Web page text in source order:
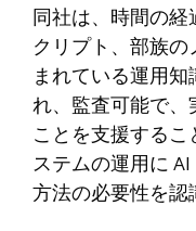
同社は、時間の
クリプト、部族
まれている運用
れ、監査可能で
ことを支援する
ステムの運用に
方法の必要性を認